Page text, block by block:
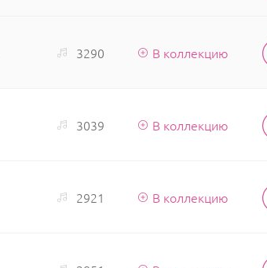
3039 В коллекцию
3290 В коллекцию
2921 В коллекцию